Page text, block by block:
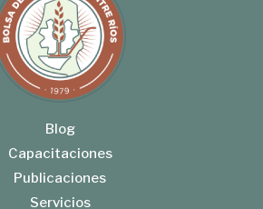
Blog
Capacitaciones
Publicaciones
Servicios